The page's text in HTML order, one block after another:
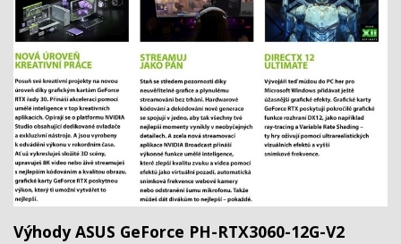
Výhody ASUS GeForce PH-RTX3060-12G-V2